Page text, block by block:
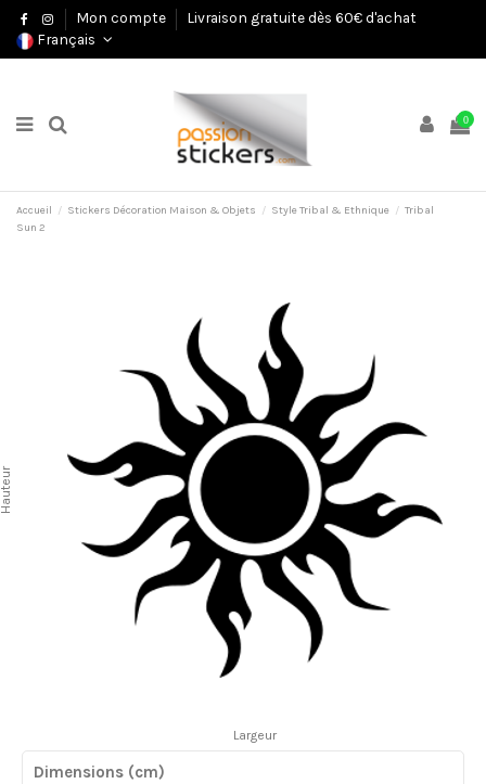
Mon compte
Livraison gratuite dès 60€ d'achat
Français
0
Accueil Stickers Décoration Maison & Objets Style Tribal & Ethnique
Tribal
Sun 2
Largeur
Dimensions (cm)